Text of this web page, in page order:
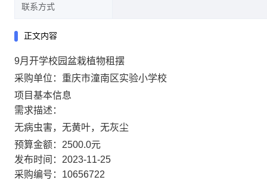
联系方式
正文内容
9月开学校园盆栽植物租摆
采购单位：重庆市潼南区实验小学校
项目基本信息
需求描述：
无病虫害，无黄叶，无灰尘
预算金额：2500.0元
发布时间：2023-11-25
采购编号：10656722